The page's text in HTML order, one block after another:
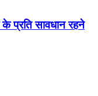
प्रति सावधान रहने